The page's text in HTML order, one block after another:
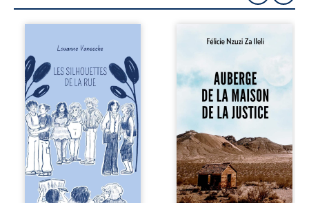
la rue donne la
parole à six
personnages
ordinaires,
traversés par des
pensées, des
émotions et des
silences qui
pourraient
appartenir à
chacun de nous. À
travers leurs
parcours, ce
Auberge de la
récit-témoignage
consacré au
parcours
exemplaire de
Mbala Zi Nkuaku
Lema Félix.
Magistrat intègre,
fervent défenseur
des droits
humains et de
l’indépendance